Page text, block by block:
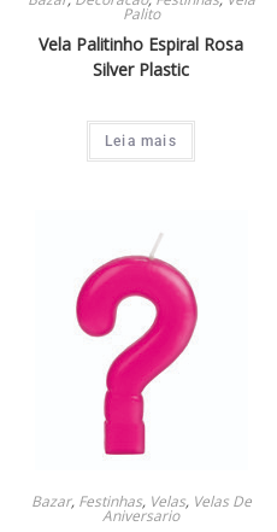
Palito
Vela Palitinho Espiral Rosa
Silver Plastic
Leia mais
Bazar, Festinhas, Velas, Velas De
Aniversario